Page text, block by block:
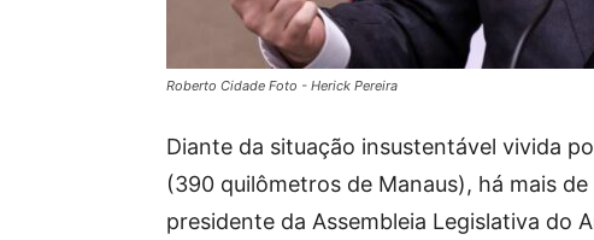
Roberto Cidade Foto - Herick Pereira
Diante da situação insustentável vivida
(390 quilômetros de Manaus), há mais
presidente da Assembleia Legislativa do